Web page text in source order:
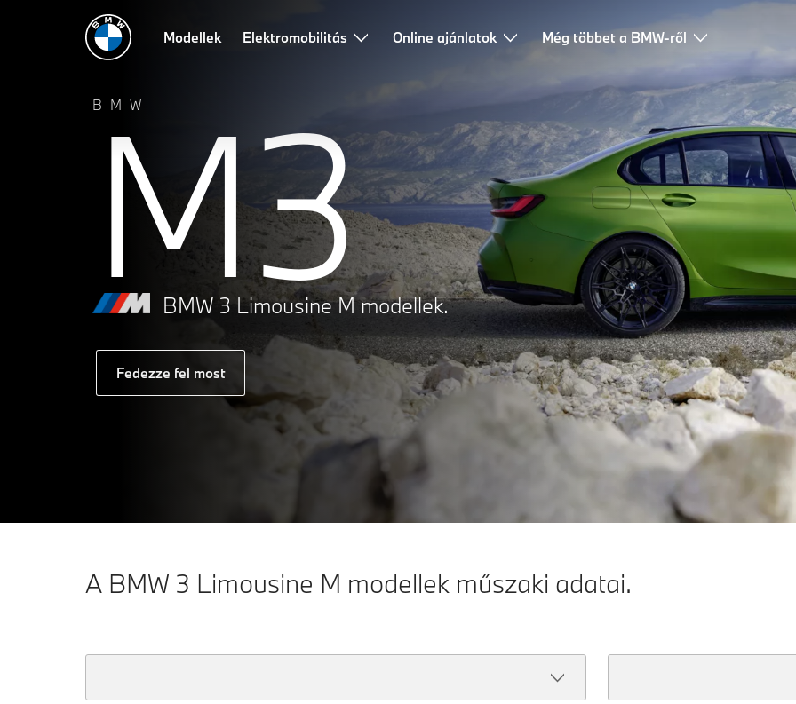
Modellek Elektromobilitás Online ajánlatok Még többet a BMW-ről
BMW
M3
BMW 3 Limousine M modellek.
Fedezze fel most
A BMW 3 Limousine M modellek műszaki adatai.